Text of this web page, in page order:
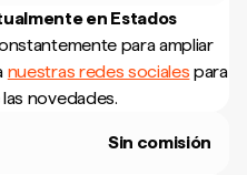
en Estados
para ampliar
nuestras redes sociales para
novedades.
Sin comisión